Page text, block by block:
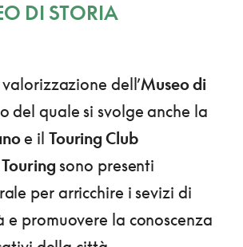
DI STORIA
dell’Museo di
del quale si svolge anche la
e il Touring Club
sono presenti
per arricchire i sevizi di
e promuovere la conoscenza